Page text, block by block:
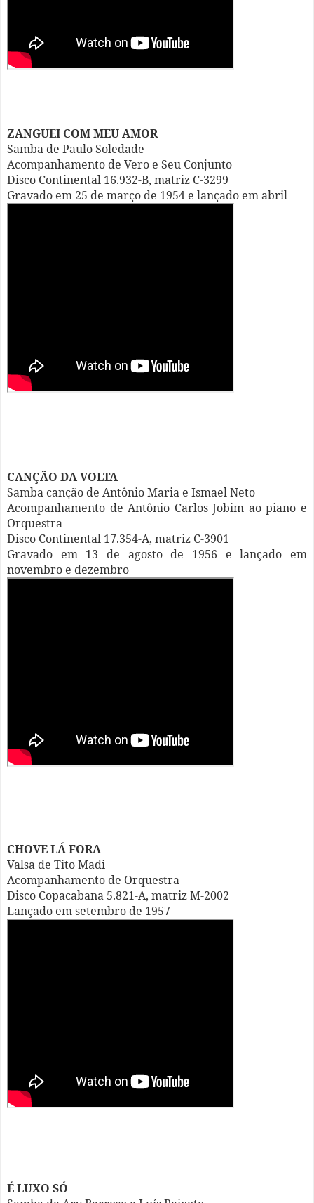
ZANGUEI COM MEU AMOR
Samba de Paulo Soledade
Acompanhamento de Vero e Seu Conjunto
Disco Continental 16.932-B, matriz C-3299
Gravado em 25 de março de 1954 e lançado em abril
CANÇÃO DA VOLTA
Samba canção de Antônio Maria e Ismael Neto
Acompanhamento de Antônio Carlos Jobim ao piano e
Orquestra
Disco Continental 17.354-A, matriz C-3901
Gravado em 13 de agosto de 1956 e lançado em
novembro e dezembro
CHOVE LÁ FORA
Valsa de Tito Madi
Acompanhamento de Orquestra
Disco Copacabana 5.821-A, matriz M-2002
Lançado em setembro de 1957
É LUXO SÓ